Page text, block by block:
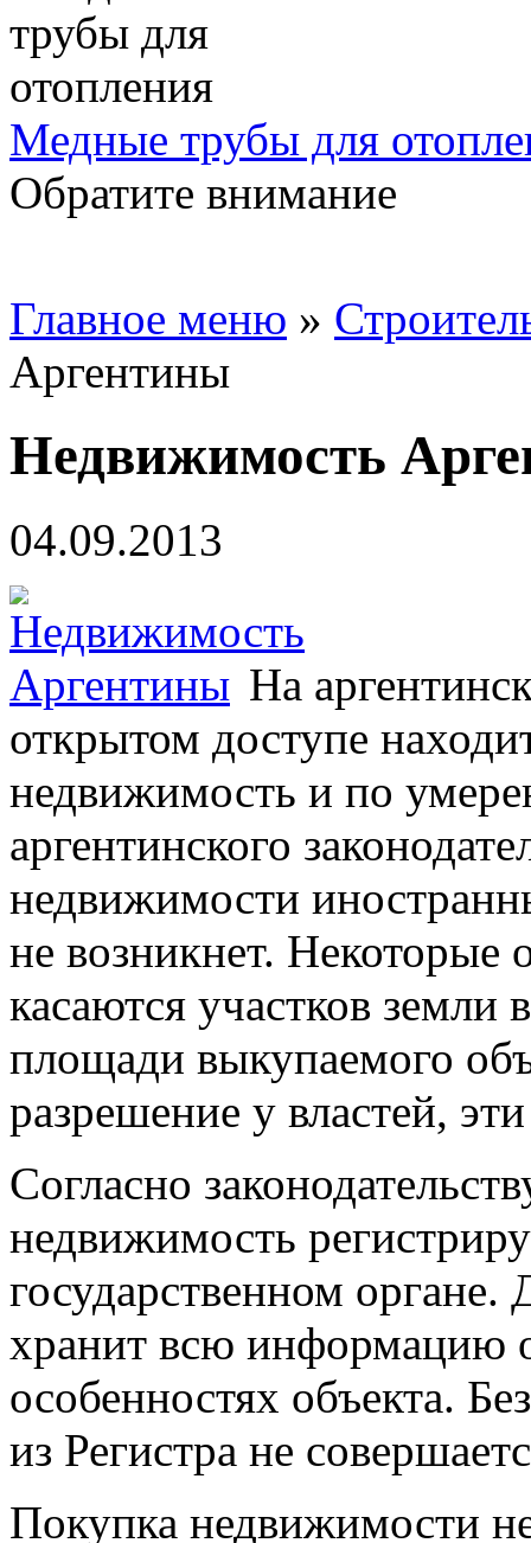
Медные трубы для
Обратите внимание
Главное меню »
Аргентины
Недвижимость
04.09.2013
На
открытом доступе
недвижимость и по
аргентинского
недвижимости
не возникнет. Некоторые
касаются участков
площади выкупаемого
разрешение у властей,
Согласно
недвижимость
государственном
хранит всю информацию
особенностях объекта.
из Регистра не
Покупка недвижимости